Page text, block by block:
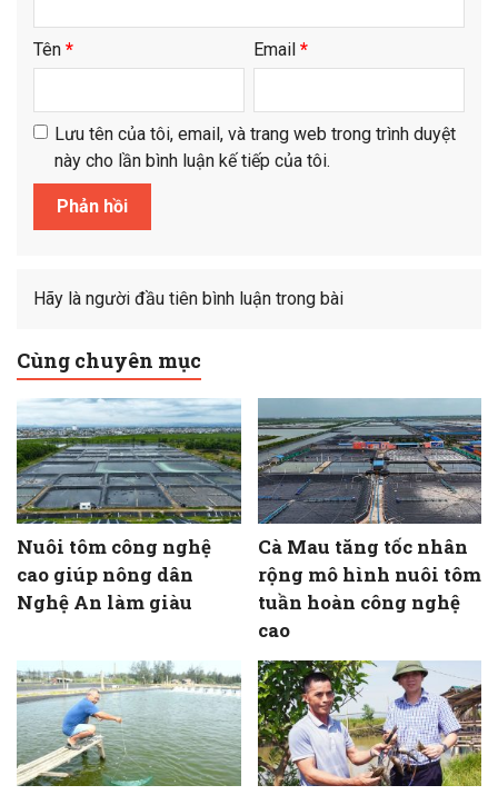
Tên * Email *
Lưu tên của tôi, email, và trang web trong trình duyệt
này cho lần bình luận kế tiếp của tôi.
Hãy là người đầu tiên bình luận trong bài
Cùng chuyên mục
Nuôi tôm công nghệ
cao giúp nông dân
Nghệ An làm giàu
Cà Mau tăng tốc nhân
rộng mô hình nuôi tôm
tuần hoàn công nghệ
cao